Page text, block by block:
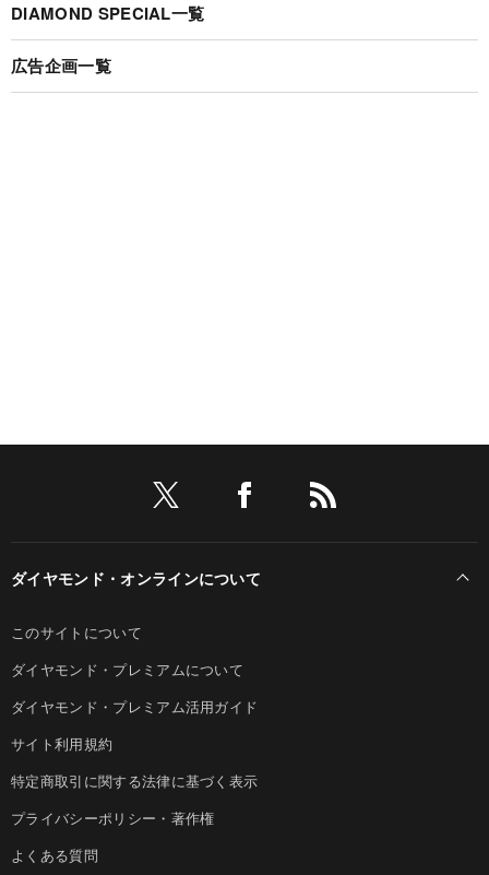
DIAMOND SPECIAL一覧
広告企画一覧
ダイヤモンド・オンラインについて
このサイトについて
ダイヤモンド・プレミアムについて
ダイヤモンド・プレミアム活用ガイド
サイト利用規約
特定商取引に関する法律に基づく表示
プライバシーポリシー・著作権
よくある質問